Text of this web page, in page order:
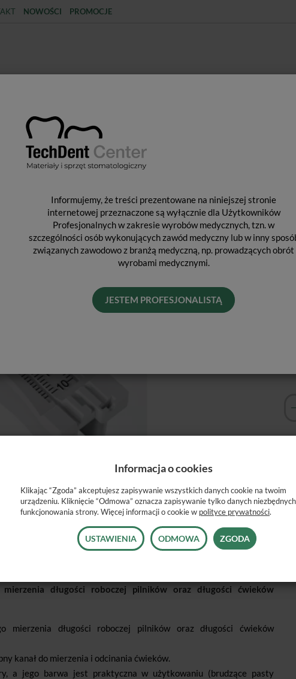
Informujemy, że treści prezentowane na niniejszej stronie
internetowej przeznaczone są wyłącznie dla Użytkowników
Profesjonalnych w zakresie wyrobów medycznych, tzn. w
szczególności osób wykonujących zawód medyczny lub w inny
związanych zawodowo z branżą medyczną, np. prowadzących obrót
wyrobami medycznymi.
JESTEM PROFESJONALISTĄ
NOWOŚCI PROMOCJE
STERYLIZACJA
Materiały pomocnicze Endostar ENDOsizer - linijka
1
długości roboczej pilników oraz długości ćwieków
mierzenia długości roboczej pilników oraz długości ćwieków
kanał do mierzenia i odcinania ćwieków.
a jego barwa jest praktyczna w użytkowaniu (brudzące pasty
Informacja o cookies
Klikając “Zgoda” akceptujesz zapisywanie wszystkich danych cookie na twoim
urządzeniu. Kliknięcie “Odmowa” oznacza zapisywanie tylko danych
funkcjonowania strony. Więcej informacji o cookie w polityce prywatności.
USTAWIENIA ODMOWA ZGODA